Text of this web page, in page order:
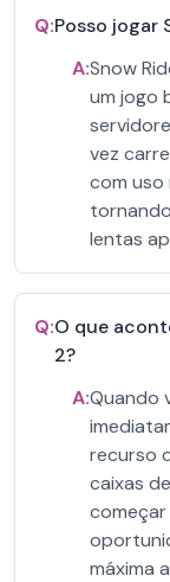
Q:Posso jogar
A:Snow
um jogo
vez
com uso
lentas
Q:O que
2?
A:Quando
recurso
caixas
máxima